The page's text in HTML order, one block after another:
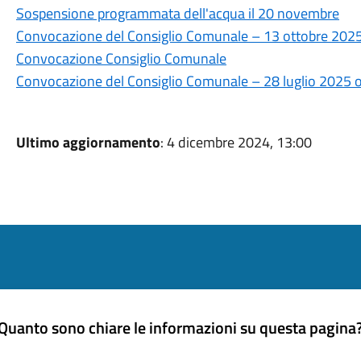
Sospensione programmata dell'acqua il 20 novembre
Convocazione del Consiglio Comunale – 13 ottobre
Convocazione Consiglio Comunale
Convocazione del Consiglio Comunale – 28 luglio 2025
Ultimo aggiornamento: 4 dicembre 2024, 13:00
sono chiare le informazioni su questa